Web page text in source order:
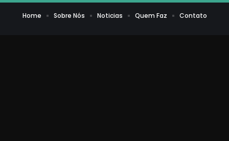
Home Sobre Nós Noticias Quem Faz Contato